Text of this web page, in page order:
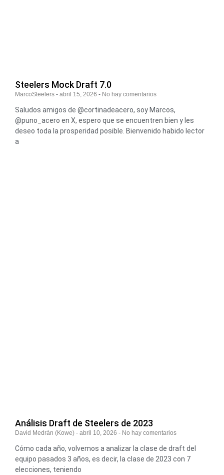
Steelers Mock Draft 7.0
MarcoSteelers abril 15, 2026 No hay comentarios
Saludos amigos de @cortinadeacero, soy Marcos,
@puno_acero en X, espero que se encuentren bien y les
deseo toda la prosperidad posible. Bienvenido habido lector
a
Análisis Draft de Steelers de 2023
David Medrán (Kowe) abril 10, 2026 No hay comentarios
Cómo cada año, volvemos a analizar la clase de draft del
equipo pasados 3 años, es decir, la clase de 2023 con 7
elecciones, teniendo